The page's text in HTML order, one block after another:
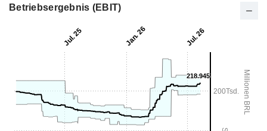
Betriebsergebnis (EBIT)